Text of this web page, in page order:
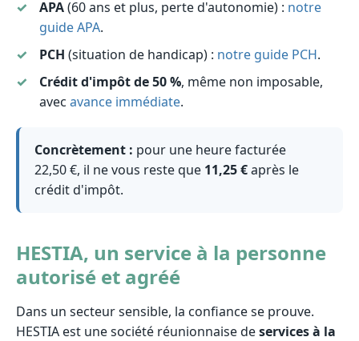
APA(60 ans et plus, perte d'autonomie) : notre
guide APA.
PCH (situation de handicap) : notre guide PCH.
Crédit d'impôt de 50 %, même non imposable,
avec avance immédiate.
Concrètement : pour une heure facturée
22,50 €, il ne vous reste que 11,25 €après le
crédit d'impôt.
HESTIA, un service à la personne
autorisé et agréé
Dans un secteur sensible, la confiance se prouve.
HESTIA est une société réunionnaise deservices à la